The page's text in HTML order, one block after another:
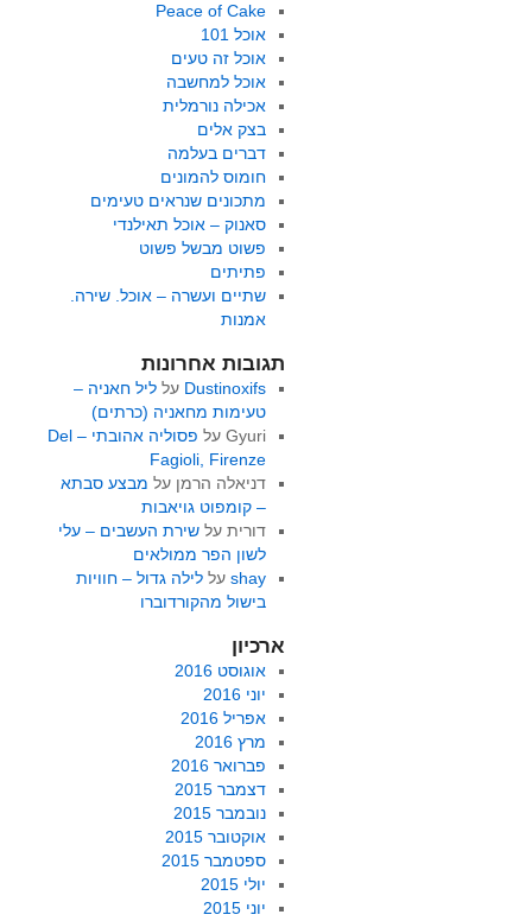
Peace of Cake
אוכל 101
אוכל זה טעים
אוכל למחשבה
אכילה נורמלית
בצק אלים
דברים בעלמה
חומוס להמונים
מתכונים שנראים טעימים
סאנוק – אוכל תאילנדי
פשוט מבשל פשוט
פתיתים
שתיים ועשרה – אוכל. שירה.
אמנות
תגובות אחרונות
Dustinoxifs על ליל חאניה –
טעימות מחאניה (כרתים)
Gyuriעל
פסוליה אהובתי – Del
Fagioli, Firenze
דניאלה הרמן על מבצע סבתא
– קומפוט גויאבות
דוריתעל שירת העשבים – עלי
לשון הפר ממולאים
shayעל לילה גדול – חוויות
בישול מהקורדוברו
ארכיון
אוגוסט 2016
יוני 2016
אפריל 2016
מרץ 2016
פברואר 2016
דצמבר 2015
נובמבר 2015
אוקטובר 2015
ספטמבר 2015
יולי 2015
יוני 2015